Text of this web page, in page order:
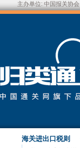
主办单位: 中国报关协会
海关进出口税则